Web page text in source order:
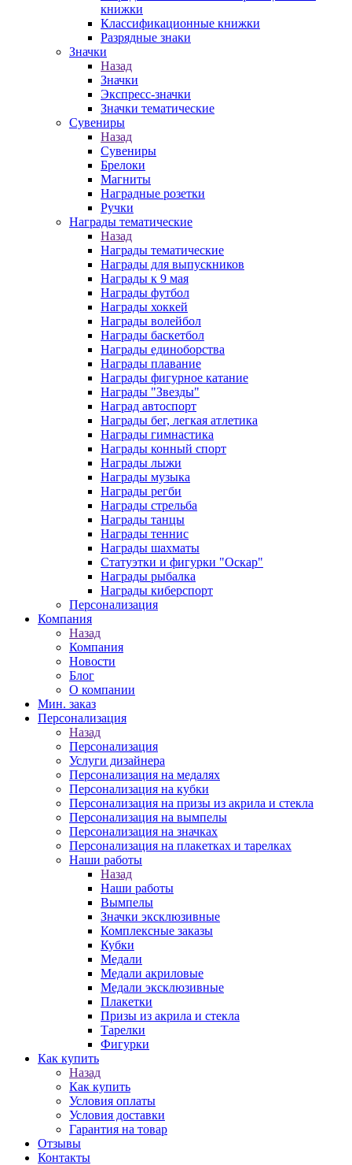
книжки
Классификационные книжки
Разрядные знаки
Значки
Назад
Значки
Экспресс-значки
Значки тематические
Сувениры
Назад
Сувениры
Брелоки
Магниты
Наградные розетки
Ручки
Награды тематические
Назад
Награды тематические
Награды для выпускников
Награды к 9 мая
Награды футбол
Награды хоккей
Награды волейбол
Награды баскетбол
Награды единоборства
Награды плавание
Награды фигурное катание
Награды "Звезды"
Наград автоспорт
Награды бег, легкая атлетика
Награды гимнастика
Награды конный спорт
Награды лыжи
Награды музыка
Награды регби
Награды стрельба
Награды танцы
Награды теннис
Награды шахматы
Статуэтки и фигурки "Оскар"
Награды рыбалка
Награды киберспорт
Персонализация
Компания
Назад
Компания
Новости
Блог
О компании
Мин. заказ
Персонализация
Назад
Персонализация
Услуги дизайнера
Персонализация на медалях
Персонализация на кубки
Персонализация на призы из акрила и стекла
Персонализация на вымпелы
Персонализация на значках
Персонализация на плакетках и тарелках
Наши работы
Назад
Наши работы
Вымпелы
Значки эксклюзивные
Комплексные заказы
Кубки
Медали
Медали акриловые
Медали эксклюзивные
Плакетки
Призы из акрила и стекла
Тарелки
Фигурки
Как купить
Назад
Как купить
Условия оплаты
Условия доставки
Гарантия на товар
Отзывы
Контакты